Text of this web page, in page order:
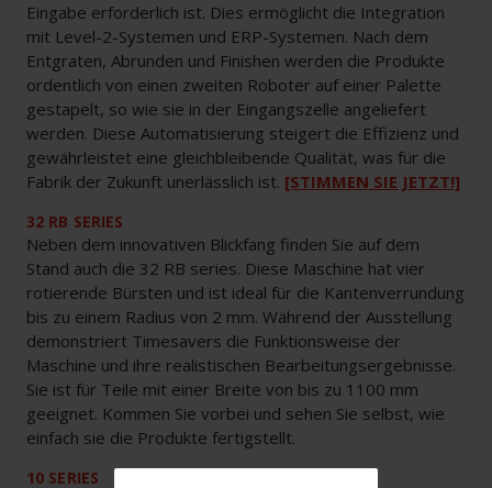
Eingabe erforderlich ist. Dies ermöglicht die Integration
mit Level-2-Systemen und ERP-Systemen. Nach dem
Entgraten, Abrunden und Finishen werden die Produkte
ordentlich von einen zweiten Roboter auf einer Palette
gestapelt, so wie sie in der Eingangszelle angeliefert
werden. Diese Automatisierung steigert die Effizienz und
gewährleistet eine gleichbleibende Qualität, was für die
Fabrik der Zukunft unerlässlich ist. [STIMMEN SIE JETZT!]
32 RB SERIES
Neben dem innovativen Blickfang finden Sie auf dem
Stand auch die 32 RB series. Diese Maschine hat vier
rotierende Bürsten und ist ideal für die Kantenverrundung
bis zu einem Radius von 2 mm. Während der Ausstellung
demonstriert Timesavers die Funktionsweise der
Maschine und ihre realistischen Bearbeitungsergebnisse.
Sie ist für Teile mit einer Breite von bis zu 1100 mm
geeignet. Kommen Sie vorbei und sehen Sie selbst, wie
einfach sie die Produkte fertigstellt.
10 SERIES